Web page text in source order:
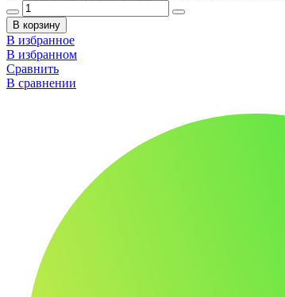
В корзину
В избранное
В избранном
Сравнить
В сравнении